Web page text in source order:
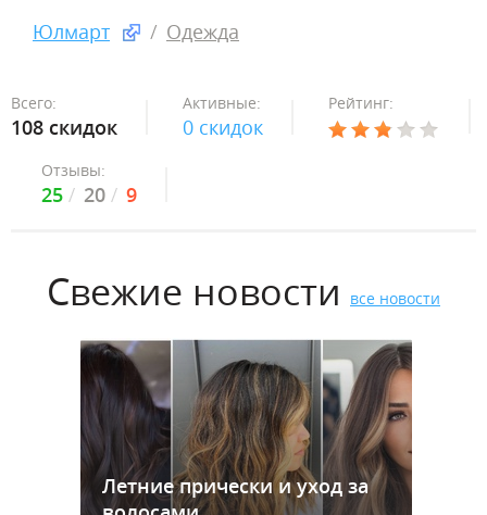
Юлмарт Одежда
Всего:
108 скидок
Активные:
0 скидок
Рейтинг:
Отзывы:
25 20 9
Свежие новости все новости
Летние прически и уход за